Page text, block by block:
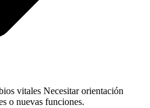
vitales Necesitar orientación
o nuevas funciones.